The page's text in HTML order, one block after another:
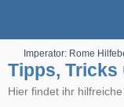
Imperator: Rome
Tipps, Tricks
Hier findet ihr